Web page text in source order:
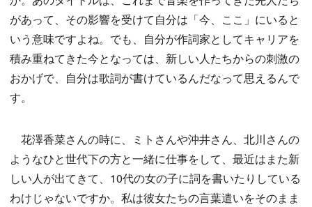
があって、その影響を受けて自分は「今、ここ」にいると
いう意味ですよね。でも、自分が作詞家としてキャリアを
積み重ねてきた今となっては、新しい人たちからの刺激の
おかげで、自分は歌詞が書けているんだなって思えるんで
す。
花澤香菜さんの時に、ミトさんや沖井さん、北川さんの
ようなひと世代下の方と一緒に仕事をして、最近はまた新
しい人が出てきて、10代の女の子に詞を書いたりしている
わけじゃないですか。私は彼女たちの言葉遣いをそのまま